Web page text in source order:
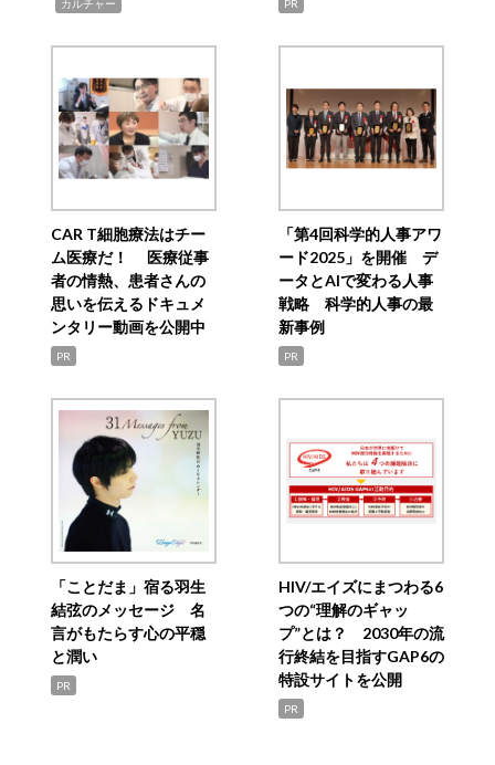
カルチャー PR
CAR T細胞療法はチー
ム医療だ！ 医療従事
者の情熱、患者さんの
思いを伝えるドキュメ
ンタリー動画を公開中
PR
「第4回科学的人事アワ
ード2025」を開催 デ
ータとAIで変わる人事
戦略 科学的人事の最
新事例
PR
「ことだま」宿る羽生
結弦のメッセージ 名
言がもたらす心の平穏
と潤い
PR
HIV/エイズにまつわる6
つの“理解のギャッ
プ”とは？ 2030年の流
行終結を目指すGAP6の
特設サイトを公開
PR